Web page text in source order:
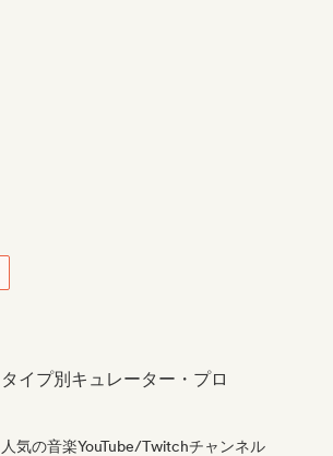
タイプ別キュレーター・プロ
人気の音楽YouTube/Twitchチャンネル